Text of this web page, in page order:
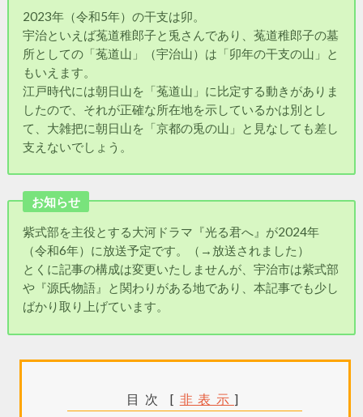
2023年（令和5年）の干支は卯。
宇治といえば菟道稚郎子と兎さんであり、菟道稚郎子の墓
所としての「菟道山」（宇治山）は「卯年の干支の山」と
もいえます。
江戸時代には朝日山を「菟道山」に比定する動きがありま
したので、それが正確な所在地を示しているかは別とし
て、大雑把に朝日山を「京都の兎の山」と見なしても差し
支えないでしょう。
お知らせ
紫式部を主役とする大河ドラマ『光る君へ』が2024年
（令和6年）に放送予定です。（→放送されました）
とくに記事の構成は変更いたしませんが、宇治市は紫式部
や『源氏物語』と関わりがある地であり、本記事でも少し
ばかり取り上げています。
目次 [ 非表示 ]